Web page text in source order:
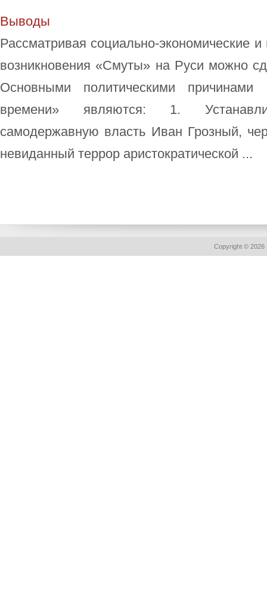
Выводы
Рассматривая социально-экономические
возникновения «Смуты» на Руси можно
Основными политическими причинами
времени» являются: 1.
самодержавную власть Иван Грозный,
невиданный террор аристократической ...
Copyright © 2026